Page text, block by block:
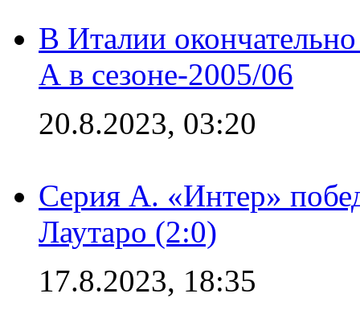
В Италии
А в сезоне-2005/06
20.8.2023, 03:20
Серия А. «Интер»
Лаутаро (2:0)
17.8.2023, 18:35